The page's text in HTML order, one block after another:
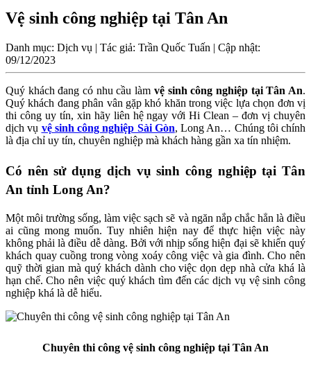
Vệ sinh công nghiệp tại Tân An
Danh mục: Dịch vụ | Tác giả: Trần Quốc Tuấn | Cập nhật:
09/12/2023
Quý khách đang có nhu cầu làm vệ sinh công nghiệp tại Tân An.
Quý khách đang phân vân gặp khó khăn trong việc lựa chọn đơn vị
thi công uy tín, xin hãy liên hệ ngay với Hi Clean – đơn vị chuyên
dịch vụ vệ sinh công nghiệp Sài Gòn, Long An… Chúng tôi chính
là địa chỉ uy tín, chuyên nghiệp mà khách hàng gần xa tín nhiệm.
Có nên sử dụng dịch vụ sinh công nghiệp tại Tân
An tỉnh Long An?
Một môi trường sống, làm việc sạch sẽ và ngăn nắp chắc hẳn là điều
ai cũng mong muốn. Tuy nhiên hiện nay để thực hiện việc này
không phải là điều dễ dàng. Bởi với nhịp sống hiện đại sẽ khiến quý
khách quay cuồng trong vòng xoáy công việc và gia đình. Cho nên
quỹ thời gian mà quý khách dành cho việc dọn dẹp nhà cửa khá là
hạn chế. Cho nên việc quý khách tìm đến các dịch vụ vệ sinh công
nghiệp khá là dễ hiểu.
Chuyên thi công vệ sinh công nghiệp tại Tân An